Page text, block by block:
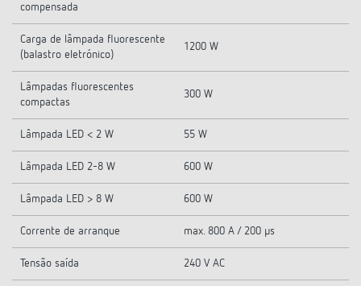
compensada
Carga de lâmpada fluorescente
(balastro eletrónico)
1200 W
Lâmpadas fluorescentes
compactas
300 W
Lâmpada LED < 2 W 55 W
Lâmpada LED 2-8 W 600 W
Lâmpada LED > 8 W 600 W
Corrente de arranque max. 800 A / 200 µs
Tensão saída 240 V AC